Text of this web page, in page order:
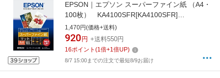
EPSON｜エプソン スーパーファイン紙 （A4・
100枚） KA4100SFR[KA4100SFR]
【rb_pcp】
1,470円(価格+送料)
920 円 +送料550円
16ポイント (1倍+1倍UP)
8/7 15:00までの注文で最短8/9お届け